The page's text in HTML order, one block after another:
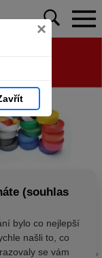
×
(souhlas
bylo co nejlepší
našli to, co
se vám